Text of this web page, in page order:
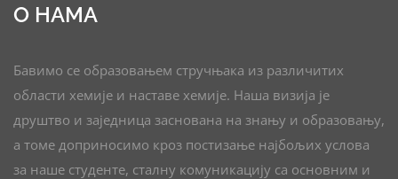
О НАМА
Бавимо се образовањем стручњака из различитих
области хемије и наставе хемије. Наша визија је
друштво и заједница заснована на знању и образовању,
а томе доприносимо кроз постизање најбољих услова
за наше студенте, сталну комуникацију са основним и